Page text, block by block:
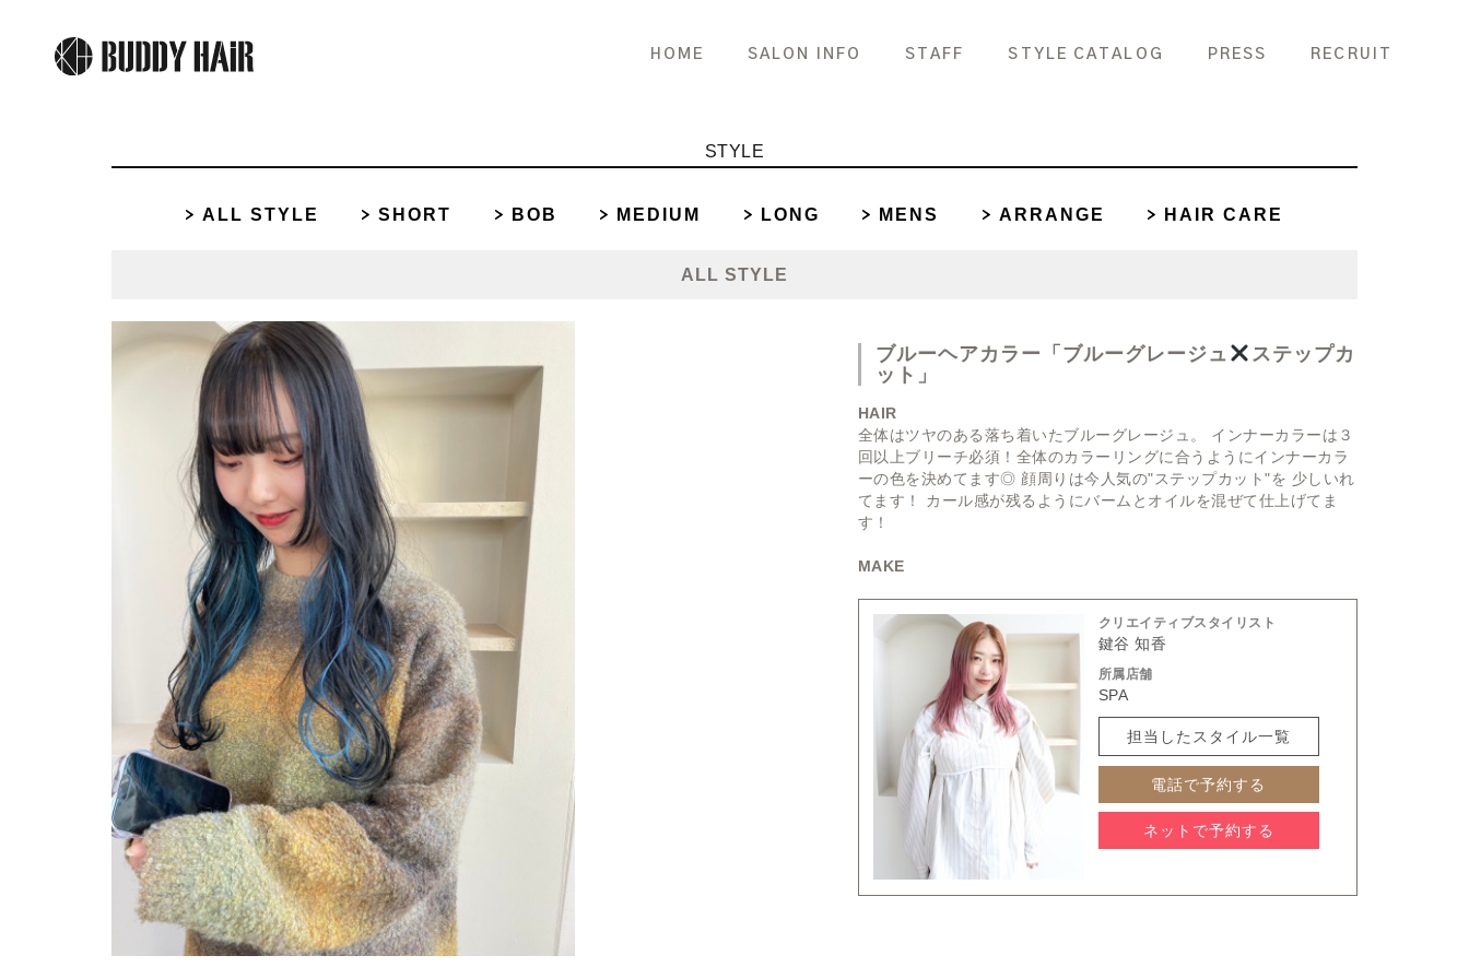
HOME SALON INFO STAFF STYLE CATALOG PRESS RECRUIT
STYLE
ALL STYLE SHORT BOB MEDIUM LONG MENS ARRANGE HAIR CARE
ALL STYLE
ブルーヘアカラー「ブルーグレージュ
ステップカ
ット」
HAIR
全体はツヤのある落ち着いたブルーグレージュ。 インナーカラーは３
回以上ブリーチ必須！全体のカラーリングに合うようにインナーカラ
ーの色を決めてます◎ 顔周りは今人気の"ステップカット"を 少しいれ
てます！ カール感が残るようにバームとオイルを混ぜて仕上げてま
す！
MAKE
クリエイティブスタイリスト
鍵谷 知香
所属店舗
SPA
担当したスタイル一覧
電話で予約する
ネットで予約する